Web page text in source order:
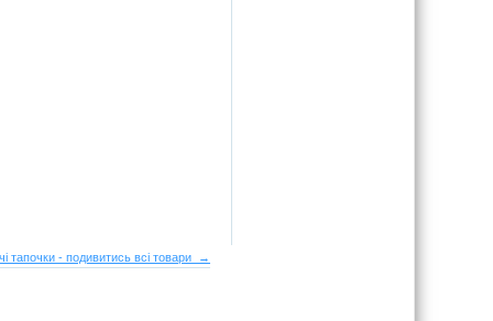
тапочки - подивитись всі товари →